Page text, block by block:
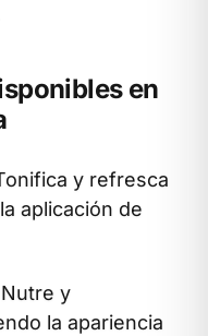
en
y refresca
aplicación de
y
la apariencia